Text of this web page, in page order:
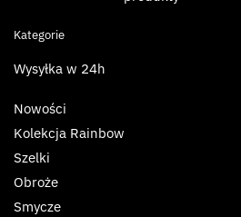
Kategorie
Wysyłka w 24h
Nowości
Kolekcja Rainbow
Szelki
Obroże
Smycze